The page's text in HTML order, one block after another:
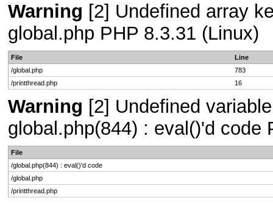
Warning [2] Undefined array
global.php PHP 8.3.31 (Linux)
File
Line
/global.php
783
/printthread.php
16
Warning [2] Undefined
global.php(844) : eval()'d code
File
/global.php(844) : eval()'d code
/global.php
/printthread.php